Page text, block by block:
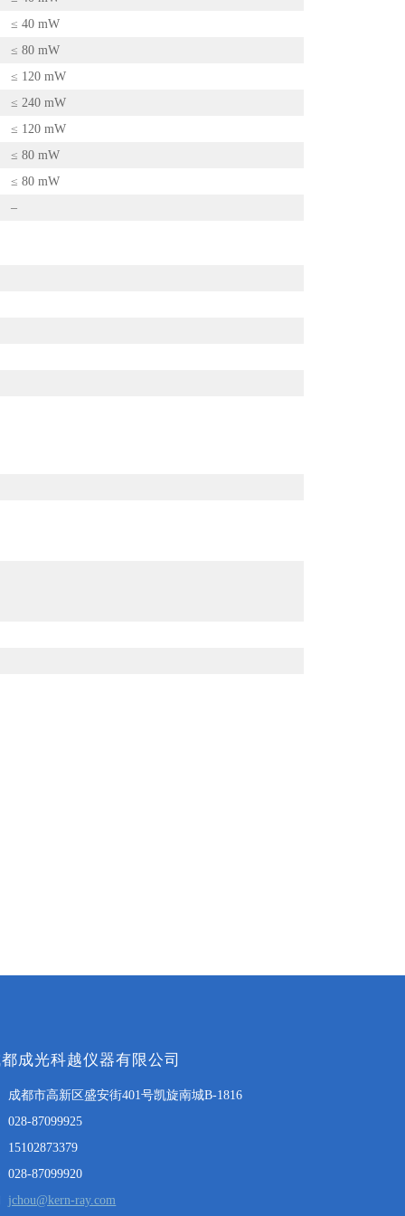
≤ 40 mW
≤ 80 mW
≤ 120 mW
≤ 240 mW
≤ 120 mW
≤ 80 mW
≤ 80 mW
–
成光科越仪器有限公司
成都市高新区盛安街401号凯旋南城B-1816
028-87099925
15102873379
028-87099920
jchou@kern-ray.com